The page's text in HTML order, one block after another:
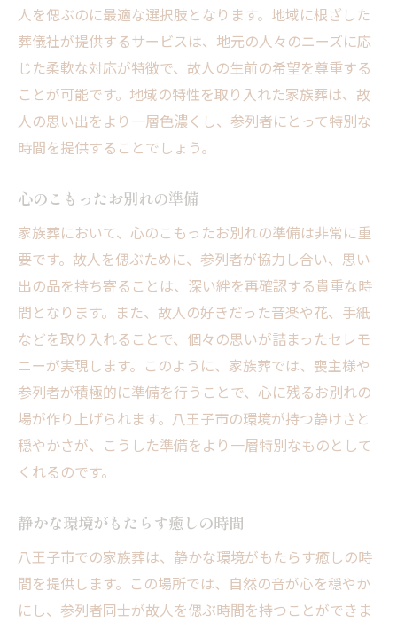
人を偲ぶのに最適な選択肢となります。地域に根ざした
葬儀社が提供するサービスは、地元の人々のニーズに応
じた柔軟な対応が特徴で、故人の生前の希望を尊重する
ことが可能です。地域の特性を取り入れた家族葬は、故
人の思い出をより一層色濃くし、参列者にとって特別な
時間を提供することでしょう。
心のこもったお別れの準備
家族葬において、心のこもったお別れの準備は非常に重
要です。故人を偲ぶために、参列者が協力し合い、思い
出の品を持ち寄ることは、深い絆を再確認する貴重な時
間となります。また、故人の好きだった音楽や花、手紙
などを取り入れることで、個々の思いが詰まったセレモ
ニーが実現します。このように、家族葬では、喪主様や
参列者が積極的に準備を行うことで、心に残るお別れの
場が作り上げられます。八王子市の環境が持つ静けさと
穏やかさが、こうした準備をより一層特別なものとして
くれるのです。
静かな環境がもたらす癒しの時間
八王子市での家族葬は、静かな環境がもたらす癒しの時
間を提供します。この場所では、自然の音が心を穏やか
にし、参列者同士が故人を偲ぶ時間を持つことができま